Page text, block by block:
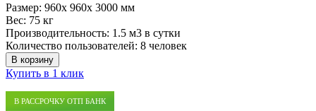
Размер: 960x 960x 3000 мм
Вес: 75 кг
Производительность: 1.5 м3 в сутки
Количество пользователей: 8 человек
В корзину
Купить в 1 клик
В РАССРОЧКУ ОТП БАНК